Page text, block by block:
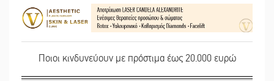
Ποιοι κινδυνεύουν με πρόστιμα έως 20.000 ευρώ